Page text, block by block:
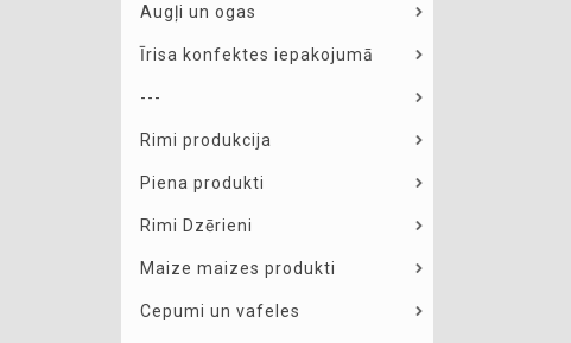
Augļi un ogas
Īrisa konfektes iepakojumā
---
Rimi produkcija
Piena produkti
Rimi Dzērieni
Maize maizes produkti
Cepumi un vafeles